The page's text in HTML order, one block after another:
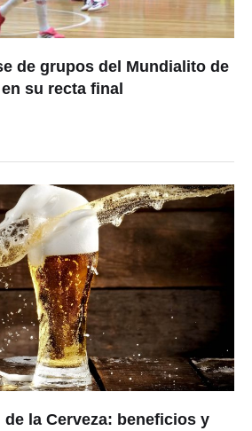
de grupos del Mundialito de
su recta final
la Cerveza: beneficios y